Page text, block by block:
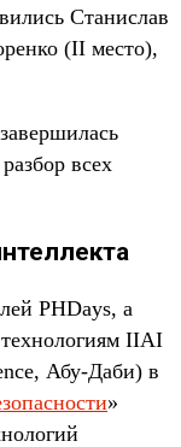
Станислав
(II место),
всех
PHDays, а
IIAI
Абу-Даби) в
»